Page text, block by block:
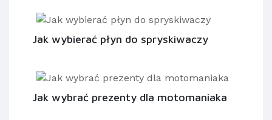
Jak wybierać płyn do spryskiwaczy
Jak wybrać prezenty dla motomaniaka